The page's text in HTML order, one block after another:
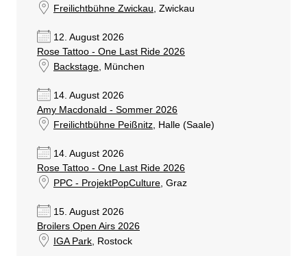
Freilichtbühne Zwickau , Zwickau
12. August 2026
Rose Tattoo - One Last Ride 2026
Backstage, München
14. August 2026
Amy Macdonald - Sommer 2026
Freilichtbühne Peißnitz, Halle (Saale)
14. August 2026
Rose Tattoo - One Last Ride 2026
PPC - ProjektPopCulture, Graz
15. August 2026
Broilers Open Airs 2026
IGA Park, Rostock